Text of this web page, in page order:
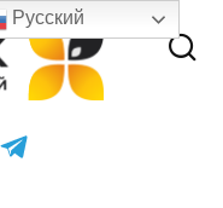
Русский